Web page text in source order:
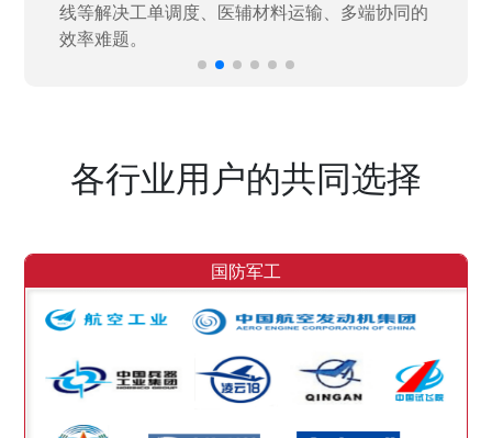
各行业用户的共同选择
国防军工